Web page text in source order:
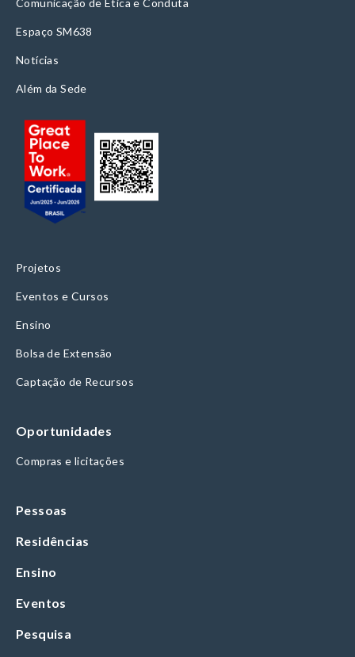
Comunicação de Ética e Conduta
Espaço SM638
Notícias
Além da Sede
Projetos
Eventos e Cursos
Ensino
Bolsa de Extensão
Captação de Recursos
Oportunidades
Compras e licitações
Pessoas
Residências
Ensino
Eventos
Pesquisa